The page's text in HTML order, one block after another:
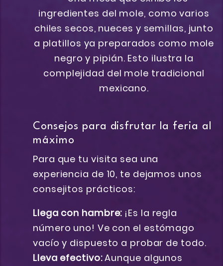
Consejos para disfrutar la feria al
máximo
Para que tu visita sea una
experiencia de 10, te dejamos unos
consejitos prácticos:
Llega con hambre: ¡Es la regla
número uno! Ve con el estómago
vacío y dispuesto a probar de todo.
Lleva efectivo:Aunque algunos